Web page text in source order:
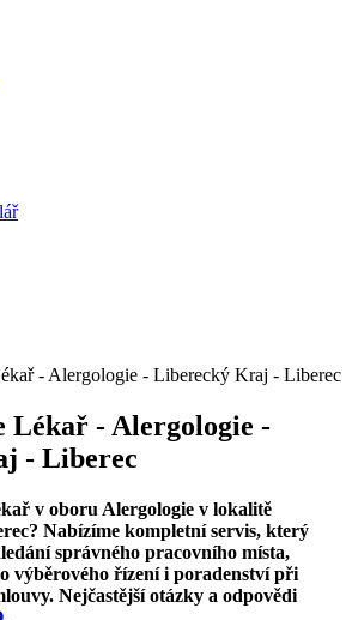
- Alergologie - Liberecký Kraj - Liberec
Lékař - Alergologie -
- Liberec
v oboru Alergologie v lokalitě
Nabízíme kompletní servis, který
správného pracovního místa,
výběrového řízení i poradenství při
Nejčastější otázky a odpovědi